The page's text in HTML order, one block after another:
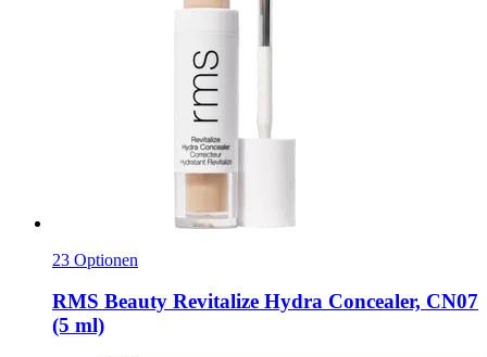
23 Optionen
RMS Beauty Revitalize Hydra Concealer, CN07
(5 ml)